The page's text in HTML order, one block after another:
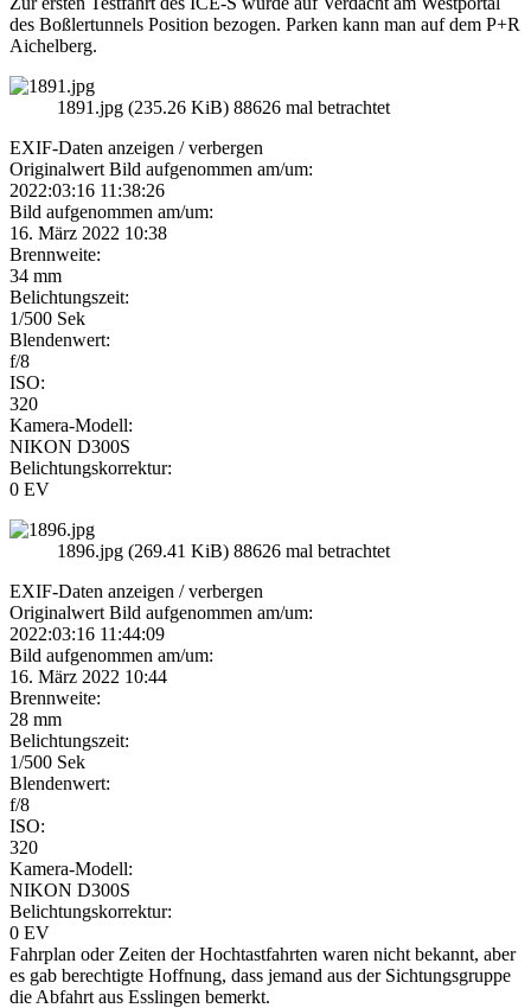
des Boßlertunnels Position bezogen. Parken kann man auf dem P+R
Aichelberg.
1891.jpg (235.26 KiB) 88626 mal betrachtet
EXIF-Daten anzeigen / verbergen
Originalwert Bild aufgenommen am/um:
2022:03:16 11:38:26
Bild aufgenommen am/um:
16. März 2022 10:38
Brennweite:
34 mm
Belichtungszeit:
1/500 Sek
Blendenwert:
f/8
ISO:
320
Kamera-Modell:
NIKON D300S
Belichtungskorrektur:
0 EV
1896.jpg (269.41 KiB) 88626 mal betrachtet
EXIF-Daten anzeigen / verbergen
Originalwert Bild aufgenommen am/um:
2022:03:16 11:44:09
Bild aufgenommen am/um:
16. März 2022 10:44
Brennweite:
28 mm
Belichtungszeit:
1/500 Sek
Blendenwert:
f/8
ISO:
320
Kamera-Modell:
NIKON D300S
Belichtungskorrektur:
0 EV
Fahrplan oder Zeiten der Hochtastfahrten waren nicht bekannt, aber
es gab berechtigte Hoffnung, dass jemand aus der Sichtungsgruppe
die Abfahrt aus Esslingen bemerkt.